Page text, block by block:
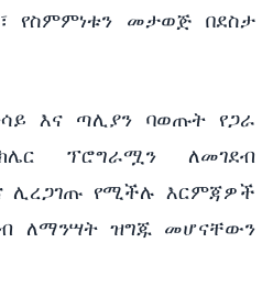
የስምምነቱን መታወጅ በደስታ
እና ጣሊያን ባወጡት የጋራ
ፕሮግራሟን ለመገደብ
ሊረጋገጡ የሚችሉ እርምጃዎች
ለማንሣት ዝግጁ መሆናቸውን